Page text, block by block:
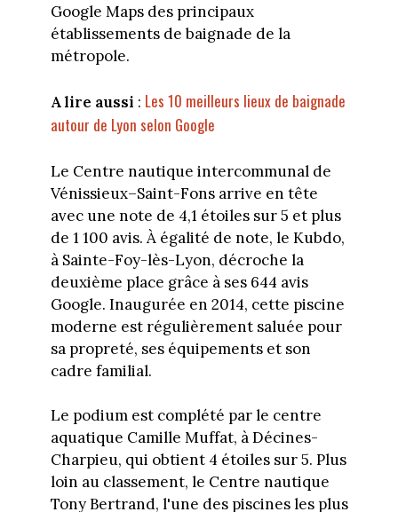
Google Maps des principaux
établissements de baignade de la
métropole.
A lire aussi : Les 10 meilleurs lieux de baignade
autour de Lyon selon Google
Le Centre nautique intercommunal de
Vénissieux–Saint-Fons arrive en tête
avec une note de 4,1 étoiles sur 5 et plus
de 1 100 avis. À égalité de note, le Kubdo,
à Sainte-Foy-lès-Lyon, décroche la
deuxième place grâce à ses 644 avis
Google. Inaugurée en 2014, cette piscine
moderne est régulièrement saluée pour
sa propreté, ses équipements et son
cadre familial.
Le podium est complété par le centre
aquatique Camille Muffat, à Décines-
Charpieu, qui obtient 4 étoiles sur 5. Plus
loin au classement, le Centre nautique
Tony Bertrand, l'une des piscines les plus